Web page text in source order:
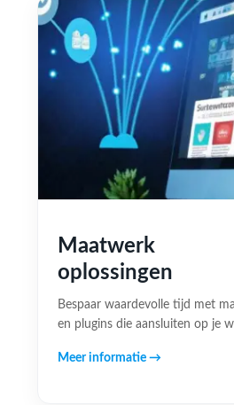
Maatwerk
oplossingen
Bespaar waardevolle tijd met
en plugins die aansluiten op je
Meer informatie →